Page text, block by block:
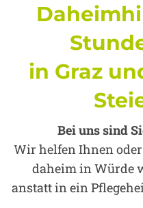
in Graz
Bei uns sind
Wir helfen Ihnen
daheim in Würde
anstatt in ein